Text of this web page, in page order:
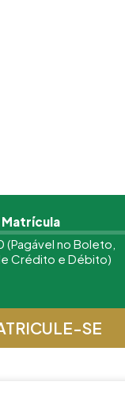
Matrícula
(Pagável no Boleto,
Crédito e Débito)
SE